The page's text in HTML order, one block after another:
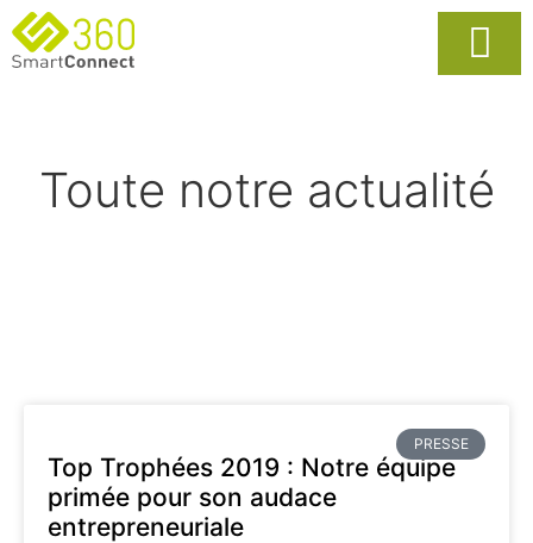
Toute notre actualité
PRESSE
Top Trophées 2019 : Notre équipe
primée pour son audace
entrepreneuriale